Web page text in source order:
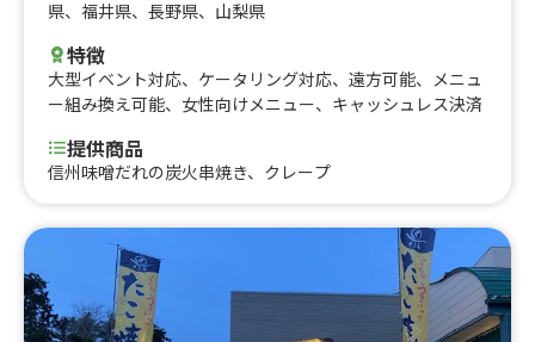
県、 福井県、 長野県、 山梨県
特徴
大型イベント対応、 ケータリング対応、 遠方可能、 メニュ
ー組み換え可能、 女性向けメニュー、 キャッシュレス決済
提供商品
信州味噌だれの炭火串焼き、クレープ